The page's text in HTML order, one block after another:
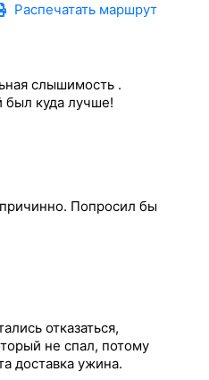
Распечатать маршрут
слышимость .
был куда лучше!
Попросил бы
отказаться,
не спал, потому
доставка ужина.